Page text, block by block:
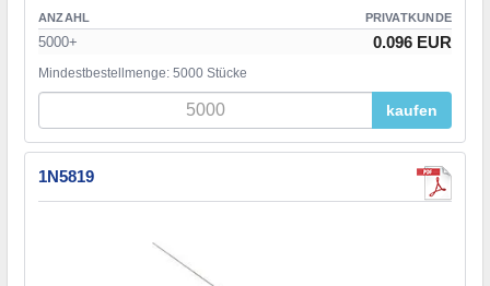
ANZAHL PRIVATKUNDE
5000+ 0.096 EUR
Mindestbestellmenge: 5000 Stücke
kaufen
1N5819